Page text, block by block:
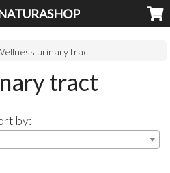
urinary tract
tract
by: